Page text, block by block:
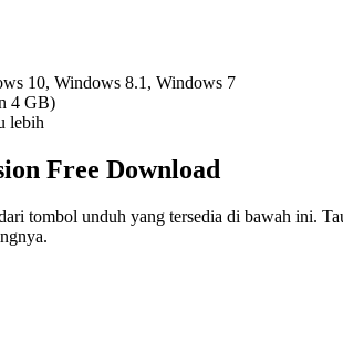
10, Windows 8.1, Windows 7
4 GB)
lebih
Free Download
tombol unduh yang tersedia di bawah ini.